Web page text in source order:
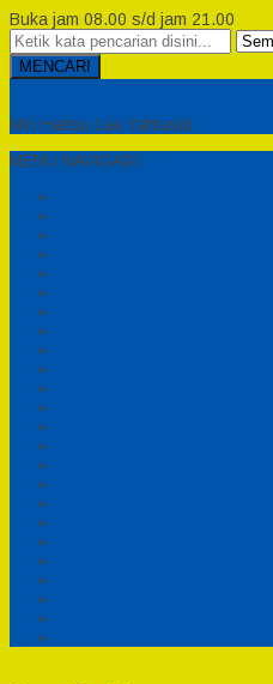
Buka jam 08.00 s/d jam 21.00
MENCARI
Min Haitsu Laa Yahtasib
MENU NAVIGASI